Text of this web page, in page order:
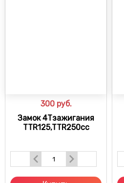
300 руб.
Замок 4Тзажигания
TTR125,TTR250cc